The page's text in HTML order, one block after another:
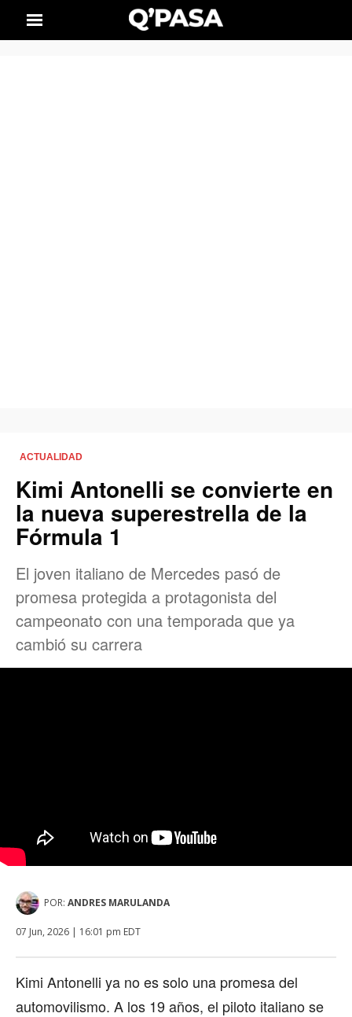
ACTUALIDAD
Kimi Antonelli se convierte en
la nueva superestrella de la
Fórmula 1
El joven italiano de Mercedes pasó de
promesa protegida a protagonista del
campeonato con una temporada que ya
cambió su carrera
POR: ANDRES MARULANDA
07 Jun, 2026 | 16:01 pm EDT
Kimi Antonelli ya no es solo una promesa del
automovilismo. A los 19 años, el piloto italiano se